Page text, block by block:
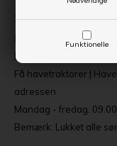
Funktionelle
Sjælland
Rugvænget 5, 4100
Butikssalg og værksted
Få havetraktorer |
adressen
Mandag - fredag:
Bemærk: Lukket alle